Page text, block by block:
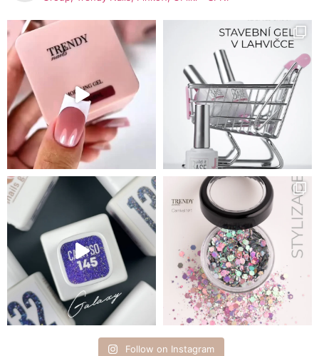
Follow on Instagram